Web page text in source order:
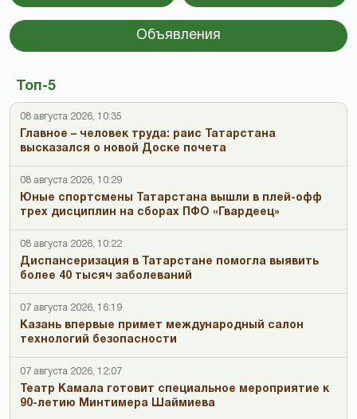
Объявления
Топ-5
08 августа 2026, 10:35
Главное – человек труда: раис Татарстана
высказался о новой Доске почета
08 августа 2026, 10:29
Юные спортсмены Татарстана вышли в плей-офф
трех дисциплин на сборах ПФО «Гвардеец»
08 августа 2026, 10:22
Диспансеризация в Татарстане помогла выявить
более 40 тысяч заболеваний
07 августа 2026, 16:19
Казань впервые примет международный салон
технологий безопасности
07 августа 2026, 12:07
Театр Камала готовит специальное мероприятие к
90-летию Минтимера Шаймиева